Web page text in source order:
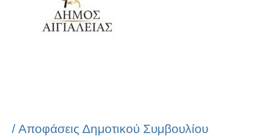
/ Αποφάσεις Δημοτικού Συμβουλίου